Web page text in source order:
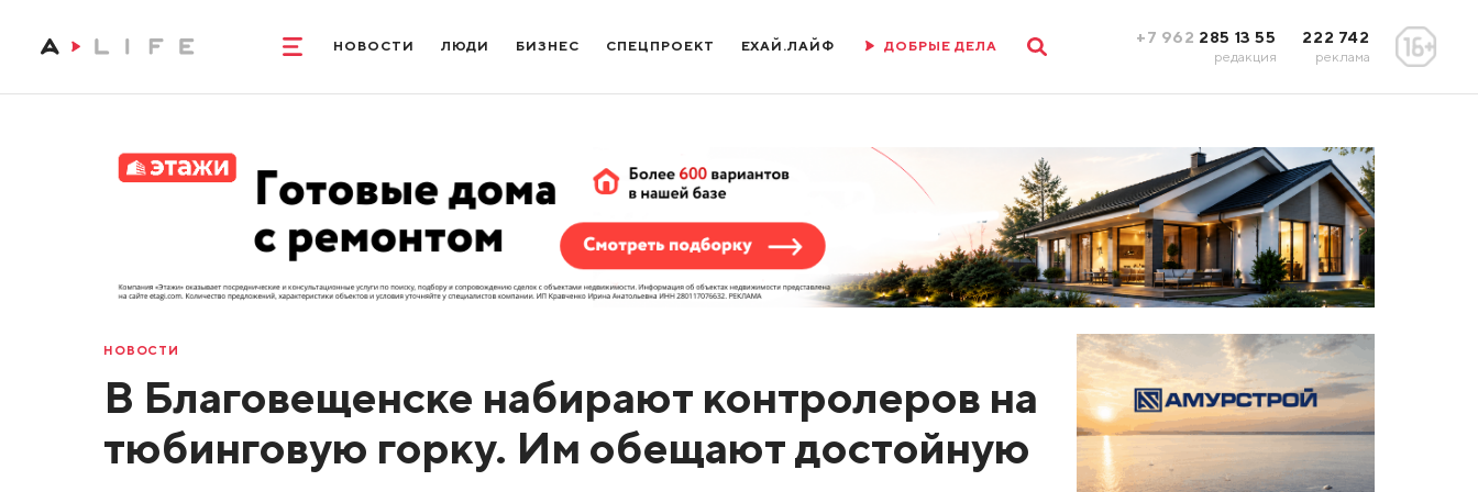
НОВОСТИ ЛЮДИ БИЗНЕС СПЕЦПРОЕКТ ЕХАЙ.ЛАЙФ ДОБРЫЕ ДЕЛА +7 962 285 13 55
редакция
222 742
реклама
НОВОСТИ
В Благовещенске набирают контролеров на
тюбинговую горку. Им обещают достойную